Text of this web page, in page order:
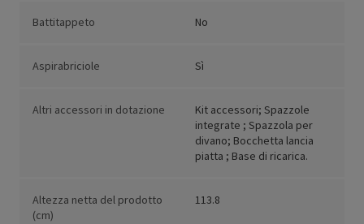
Battitappeto No
Aspirabriciole Sì
Altri accessori in dotazione
Kit accessori; Spazzole
integrate ; Spazzola per
divano; Bocchetta lancia
piatta ; Base di ricarica.
Altezza netta del prodotto
(cm)
113.8